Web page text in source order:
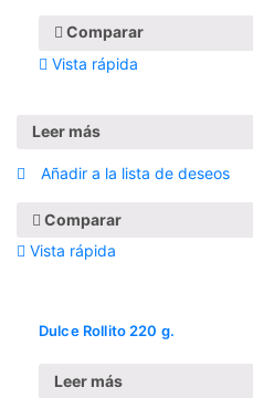
Comparar
Vista rápida
Leer más
Añadir a la lista de deseos
Comparar
Vista rápida
Dulce Rollito 220 g.
Leer más